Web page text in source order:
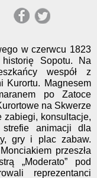
w czerwcu 1823
historię Sopotu. Na
wespół z
Kurortu. Magnesem
po Zatoce
na Skwerze
zabiegi, konsultacje,
animacji dla
gry i plac zabaw.
przeszła
„Moderato” pod
reprezentanci